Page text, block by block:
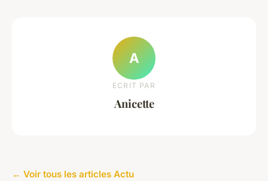
A
ECRIT PAR
Anicette
← Voir tous les articles Actu